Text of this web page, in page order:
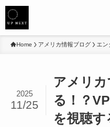
Home アメリカ情報ブログ エン
アメリ
る！？
を視聴す
2025
11/25